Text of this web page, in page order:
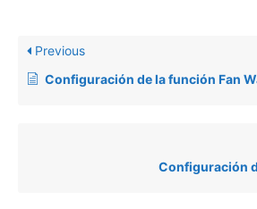
Previous
Configuración de la función Fan
Configuración